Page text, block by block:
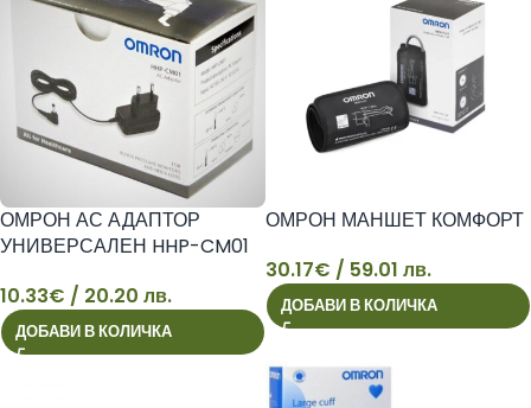
10
ОМРОН АС АДАПТОР
УНИВЕРСАЛЕН HHP-CM01
10.33€ / 20.20 лв.
ДОБАВИ В КОЛИЧКА
30
ОМРОН МАНШЕТ КОМФОРТ
30.17€ / 59.01 лв.
ДОБАВИ В КОЛИЧКА